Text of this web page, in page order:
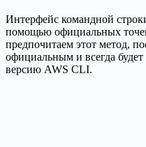
Интерфейс командной
помощью официальных
предпочитаем этот метод,
официальным и всегда
версию AWS CLI.